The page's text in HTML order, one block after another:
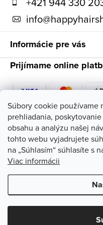
Súbory cookie používame
prehliadania,
obsahu a analýzu našej
tohto webu vyjadrujete
na „Súhlasím“ súhlasíte s
Viac informácii
info@
Informácie pre vás
Prijímame online
Sledujte nás
Copyright 2026